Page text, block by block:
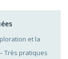
et la
Très pratiques